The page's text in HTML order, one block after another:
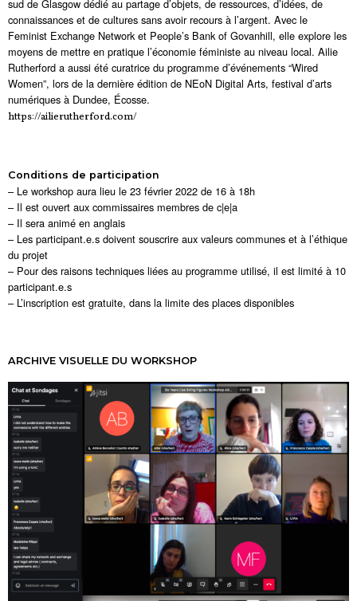
sud de Glasgow dédié au partage d’objets, de ressources, d’idées, de
connaissances et de cultures sans avoir recours à l’argent. Avec le
Feminist Exchange Network et People’s Bank of Govanhill, elle explore les
moyens de mettre en pratique l’économie féministe au niveau local. Ailie
Rutherford a aussi été curatrice du programme d’événements “Wired
Women”, lors de la dernière édition de NEoN Digital Arts, festival d’arts
numériques à Dundee, Écosse.
https://ailierutherford.com/
Conditions de participation
– Le workshop aura lieu le 23 février 2022 de 16 à 18h
– Il est ouvert aux commissaires membres de c|e|a
– Il sera animé en anglais
– Les participant.e.s doivent souscrire aux valeurs communes et à l’éthique
du projet
– Pour des raisons techniques liées au programme utilisé, il est limité à 10
participant.e.s
– L’inscription est gratuite, dans la limite des places disponibles
ARCHIVE VISUELLE DU WORKSHOP